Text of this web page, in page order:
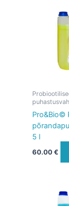
Pro&Bio©
5 l
60.00€